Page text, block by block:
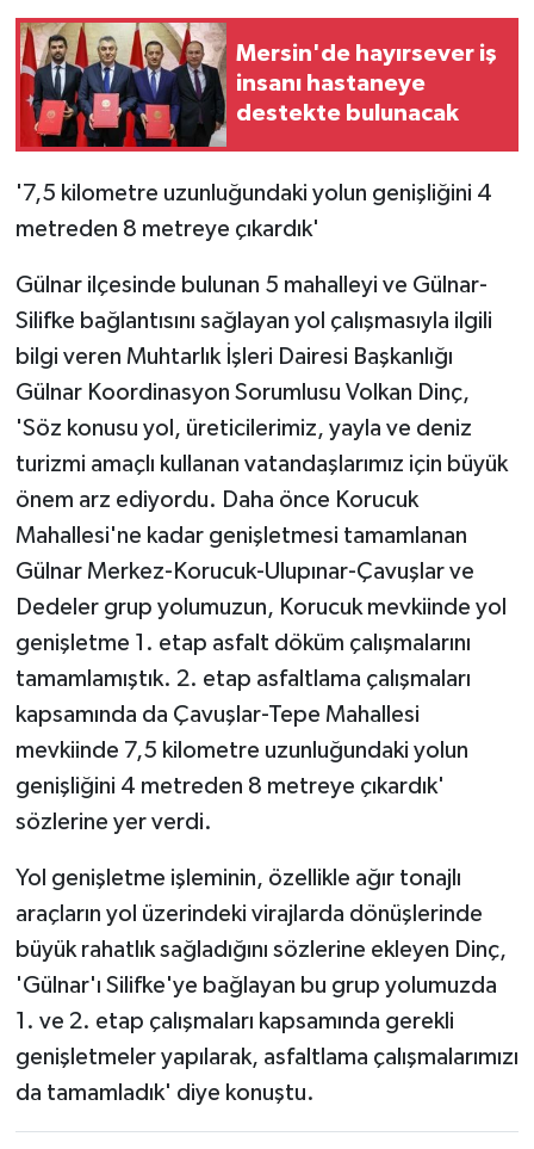
Mersin'de hayırsever iş
insanı hastaneye
destekte bulunacak
'7,5 kilometre uzunluğundaki yolun genişliğini 4
metreden 8 metreye çıkardık'
Gülnar ilçesinde bulunan 5 mahalleyi ve Gülnar-
Silifke bağlantısını sağlayan yol çalışmasıyla ilgili
bilgi veren Muhtarlık İşleri Dairesi Başkanlığı
Gülnar Koordinasyon Sorumlusu Volkan Dinç,
'Söz konusu yol, üreticilerimiz, yayla ve deniz
turizmi amaçlı kullanan vatandaşlarımız için büyük
önem arz ediyordu. Daha önce Korucuk
Mahallesi'ne kadar genişletmesi tamamlanan
Gülnar Merkez-Korucuk-Ulupınar-Çavuşlar ve
Dedeler grup yolumuzun, Korucuk mevkiinde yol
genişletme 1. etap asfalt döküm çalışmalarını
tamamlamıştık. 2. etap asfaltlama çalışmaları
kapsamında da Çavuşlar-Tepe Mahallesi
mevkiinde 7,5 kilometre uzunluğundaki yolun
genişliğini 4 metreden 8 metreye çıkardık'
sözlerine yer verdi.
Yol genişletme işleminin, özellikle ağır tonajlı
araçların yol üzerindeki virajlarda dönüşlerinde
büyük rahatlık sağladığını sözlerine ekleyen Dinç,
'Gülnar'ı Silifke'ye bağlayan bu grup yolumuzda
1. ve 2. etap çalışmaları kapsamında gerekli
genişletmeler yapılarak, asfaltlama çalışmalarımızı
da tamamladık' diye konuştu.